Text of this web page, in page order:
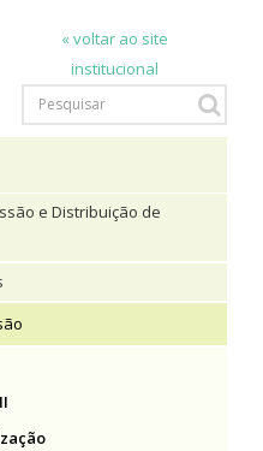
« voltar ao site
institucional
e Distribuição de